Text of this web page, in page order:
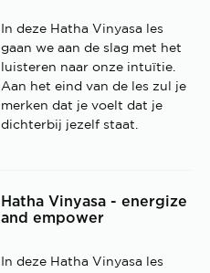
In deze Hatha Vinyasa les
gaan we aan de slag met het
luisteren naar onze intuïtie.
Aan het eind van de les zul je
merken dat je voelt dat je
dichterbij jezelf staat.
Hatha Vinyasa - energize
and empower
In deze Hatha Vinyasa les